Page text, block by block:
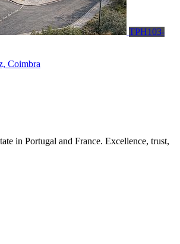
TPH103-
Coimbra
in Portugal and France. Excellence, trust,